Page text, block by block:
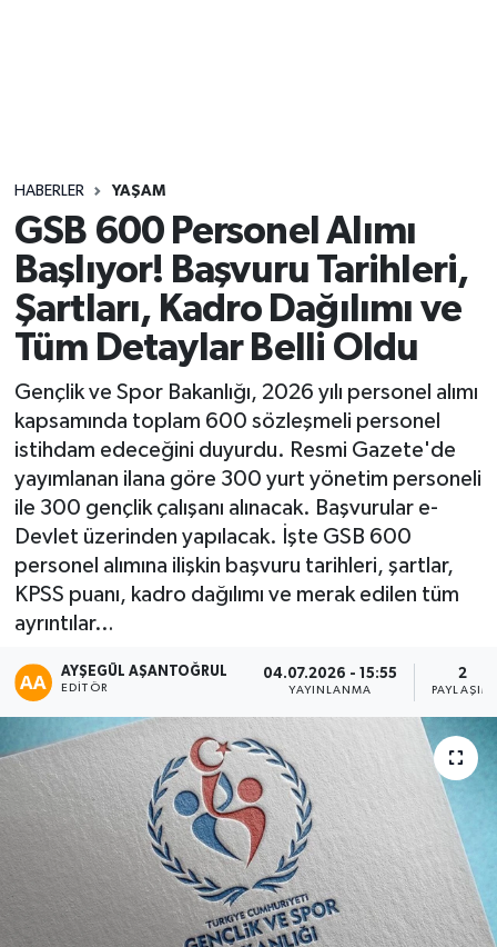
HABERLER YAŞAM
GSB 600 Personel Alımı
Başlıyor! Başvuru Tarihleri,
Şartları, Kadro Dağılımı ve
Tüm Detaylar Belli Oldu
Gençlik ve Spor Bakanlığı, 2026 yılı personel alımı
kapsamında toplam 600 sözleşmeli personel
istihdam edeceğini duyurdu. Resmi Gazete'de
yayımlanan ilana göre 300 yurt yönetim personeli
ile 300 gençlik çalışanı alınacak. Başvurular e-
Devlet üzerinden yapılacak. İşte GSB 600
personel alımına ilişkin başvuru tarihleri, şartlar,
KPSS puanı, kadro dağılımı ve merak edilen tüm
ayrıntılar…
AYŞEGÜL AŞANTOĞRUL
EDITÖR
04.07.2026 - 15:55
YAYINLANMA
2
PAYLAŞIM
Yaşam